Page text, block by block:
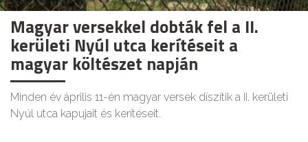
Magyar versekkel dobták fel a II.
kerületi Nyúl utca kerítéseit a
magyar költészet napján
Minden év április 11-én magyar versek díszítik a II. kerületi
Nyúl utca kapujait és kerítéseit.